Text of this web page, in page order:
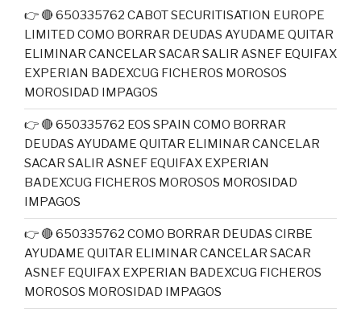
👉 🔴 650335762 CABOT SECURITISATION EUROPE
LIMITED COMO BORRAR DEUDAS AYUDAME QUITAR
ELIMINAR CANCELAR SACAR SALIR ASNEF EQUIFAX
EXPERIAN BADEXCUG FICHEROS MOROSOS
MOROSIDAD IMPAGOS
👉 🔴 650335762 EOS SPAIN COMO BORRAR
DEUDAS AYUDAME QUITAR ELIMINAR CANCELAR
SACAR SALIR ASNEF EQUIFAX EXPERIAN
BADEXCUG FICHEROS MOROSOS MOROSIDAD
IMPAGOS
👉 🔴 650335762 COMO BORRAR DEUDAS CIRBE
AYUDAME QUITAR ELIMINAR CANCELAR SACAR
ASNEF EQUIFAX EXPERIAN BADEXCUG FICHEROS
MOROSOS MOROSIDAD IMPAGOS